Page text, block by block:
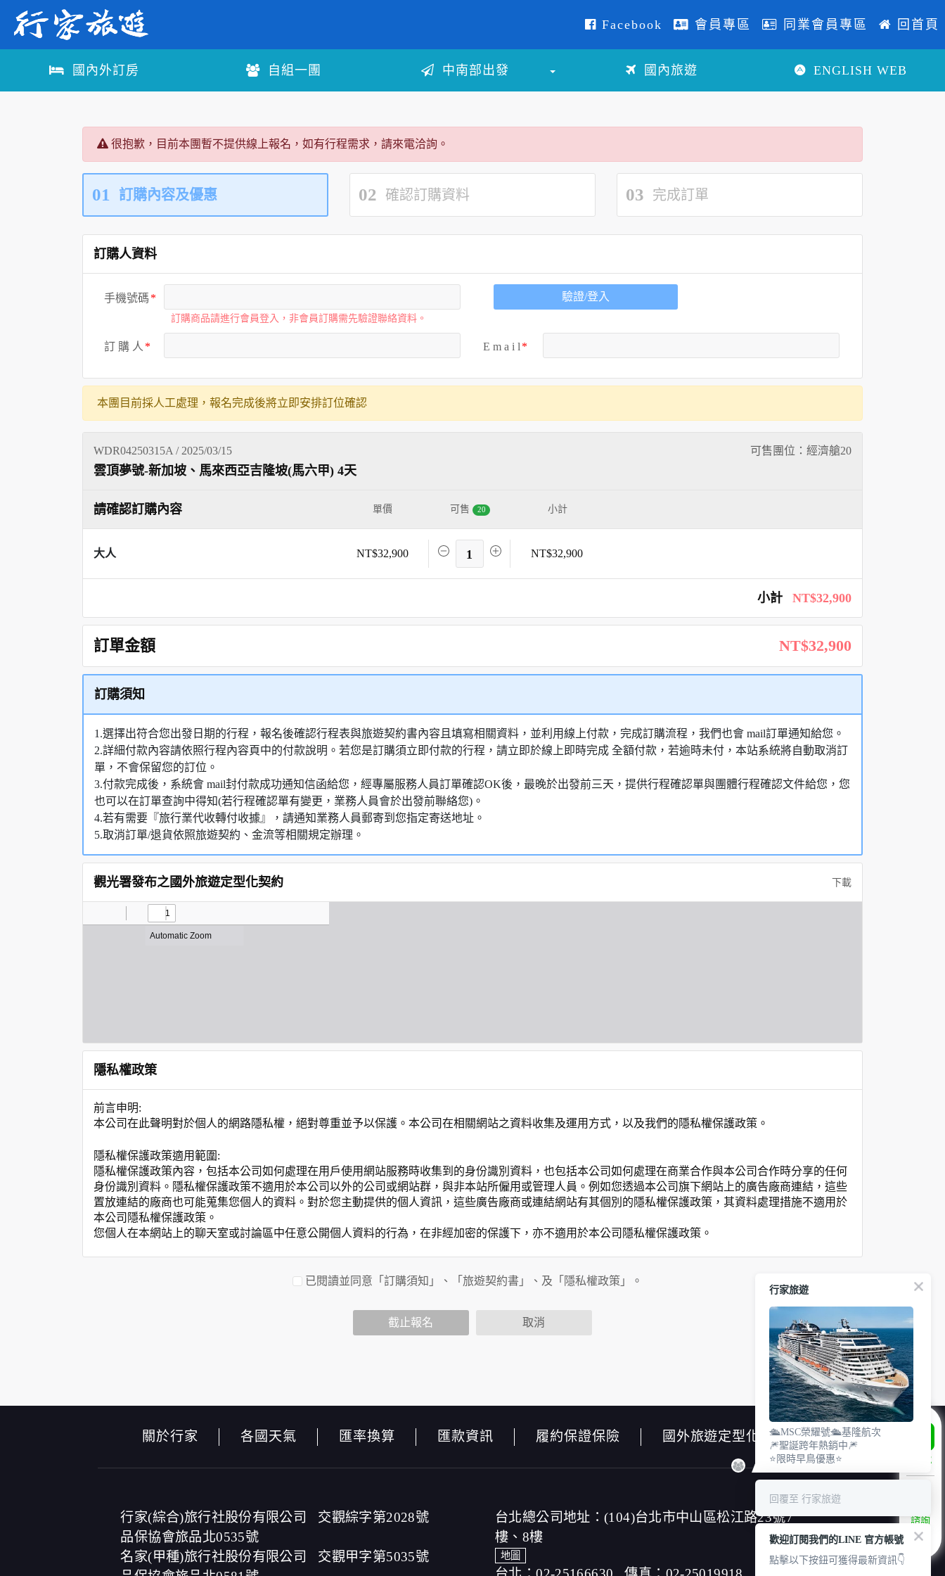
Facebook 會員專區 同業會員專區 回首頁
國內外訂房 自組一團 中南部出發 國內旅遊 ENGLISH WEB
很抱歉，目前本團暫不提供線上報名，如有行程需求，請來電洽詢。
01 訂購內容及優惠 02 確認訂購資料 03 完成訂單
訂購人資料
手機號碼
訂購商品請進行會員登入，非會員訂購需先驗證聯絡資料。
驗證/登入
訂 購 人 E m a i l
本團目前採人工處理，報名完成後將立即安排訂位確認
WDR04250315A / 2025/03/15 可售團位：經濟艙20
雲頂夢號-新加坡、馬來西亞吉隆坡(馬六甲) 4天
請確認訂購內容 單價 可售 20 小計
大人 NT$32,900 1 NT$32,900
小計 NT$32,900
訂單金額 NT$32,900
訂購須知
1.選擇出符合您出發日期的行程，報名後確認行程表與旅遊契約書內容且填寫相關資料，並利用線上付款，完成訂購流程，我們也會 mail訂單通知給您。
2.詳細付款內容請依照行程內容頁中的付款說明。若您是訂購須立即付款的行程，請立即於線上即時完成 全額付款，若逾時未付，本站系統將自動取消訂
單，不會保留您的訂位。
3.付款完成後，系統會 mail封付款成功通知信函給您，經專屬服務人員訂單確認OK後，最晚於出發前三天，提供行程確認單與團體行程確認文件給您，您
也可以在訂單查詢中得知(若行程確認單有變更，業務人員會於出發前聯絡您)。
4.若有需要『旅行業代收轉付收據』，請通知業務人員郵寄到您指定寄送地址。
5.取消訂單/退貨依照旅遊契約、金流等相關規定辦理。
觀光署發布之國外旅遊定型化契約 下載
隱私權政策
前言申明:
本公司在此聲明對於個人的網路隱私權，絕對尊重並予以保護。本公司在相關網站之資料收集及運用方式，以及我們的隱私權保護政策。
隱私權保護政策適用範圍:
隱私權保護政策內容，包括本公司如何處理在用戶使用網站服務時收集到的身份識別資料，也包括本公司如何處理在商業合作與本公司合作時分享的任何
身份識別資料。隱私權保護政策不適用於本公司以外的公司或網站群，與非本站所僱用或管理人員。例如您透過本公司旗下網站上的廣告廠商連結，這些
置放連結的廠商也可能蒐集您個人的資料。對於您主動提供的個人資訊，這些廣告廠商或連結網站有其個別的隱私權保護政策，其資料處理措施不適用於
本公司隱私權保護政策。
您個人在本網站上的聊天室或討論區中任意公開個人資料的行為，在非經加密的保護下，亦不適用於本公司隱私權保護政策。
為了在本網站提供您最佳的互動性服務，可能會請您提供相關個人的資料，其範圍如下：
於一般瀏覽時，伺服器會自行記錄相關行徑，包括您使用連線設備的 IP 位址、使用時間、使用的瀏覽器、瀏覽及點選資料記錄等，做為我們增進網站服務
為提供精確的服務，我們會將收集的問卷調查內容進行統計與分析，分析結果之統計數據或說明文字呈現，除供內部研究外，我們會視需要公佈統計數據
在您於本網站註冊帳號、使用本網站相關產品、服務、活動或贈獎時，本網站會收集您的個人識別資料，本網站也可以從商業夥伴處取得個人資料。
當客戶在本網站註冊時，我們會取得您的姓名、電話、住址、身份證字號、電子郵件、出生日期、性別、行業等相關資料，當您註冊成功，並登入使用我
們的服務後，我們即取得您的資料。註冊時，本網站取得您的姓名、電話、住址、身份證字號、電子郵件、出生日期、性別、行業等相關資料，當您註冊
成功，並登入使用我們的服務後，本網站即取得您的資料。
其他除了上述，會保留您在上網瀏覽或查詢時，伺服器自行產生的相關記錄，包括您使用連線設備的 IP 位址、使用時間、使用的瀏覽器、瀏覽及點選資料
紀錄等。本網站會對個別連線者的瀏覽器予以標示，歸納使用者瀏覽器在本網站內部所瀏覽的網頁，除非您願意告知您的個人資料，否則本網站不會也無
法將此項記錄和您對應。請您注意，在本網站網刊登廣告之廠商，或與連結本網站，也可能蒐集您個人的資料。對於您主動提供的個人資訊，這些廣告廠
本網站將在事前或註冊登錄取得您的同意後，傳送商業性資料或電子郵件給您。本公司除了在該資料或電子郵件上註明是由本公司發送，也會在該資料或
電子郵件上提供您能隨時停止接收這些資料或電子郵件的方法及說明。
資料使用:
已閱讀並同意「訂購須知」、「旅遊契約書」、及「隱私權政策」。
截止報名 取消
關於行家 各國天氣 匯率換算 匯款資訊 履約保證保險 國外旅遊定型化契約書
行家(綜合)旅行社股份有限公司
交觀綜字第2028號
品保協會旅品北0535號
名家(甲種)旅行社股份有限公司
交觀甲字第5035號
台北總公司地址：(104)台北市中山區松江路23號7
樓、8樓
地圖
LINE
諮詢
專線
行家旅遊
🛳️MSC榮耀號🛳️基隆航次
🎆聖誕跨年熱銷中🎆
⭐限時早鳥優惠⭐
回覆至 行家旅遊
歡迎訂閱我們的LINE 官方帳號
點擊以下按鈕可獲得最新資訊👇